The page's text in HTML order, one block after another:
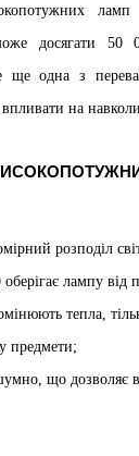
досягати
ще одна з
на
розподіл
лампу від
тепла,
предмети;
що дозволяє